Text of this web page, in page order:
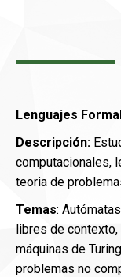
Lenguajes
Descripción:
computacionales,
teoria de
Temas:
libres de
máquinas de
problemas no